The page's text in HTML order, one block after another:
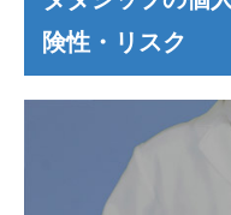
険性・リスク